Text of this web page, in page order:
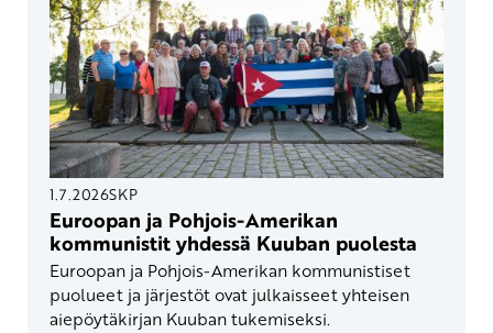
1.7.2026SKP
Euroopan ja Pohjois-Amerikan
kommunistit yhdessä Kuuban puolesta
Euroopan ja Pohjois-Amerikan kommunistiset
puolueet ja järjestöt ovat julkaisseet yhteisen
aiepöytäkirjan Kuuban tukemiseksi.